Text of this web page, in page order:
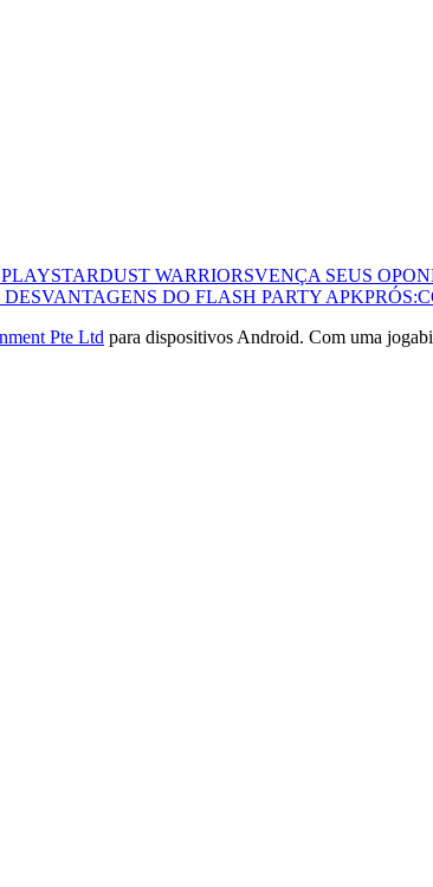
STARDUST WARRIORSVENÇA SEUS
DO FLASH PARTY APKPRÓS:
Pte Ltd para dispositivos Android. Com uma